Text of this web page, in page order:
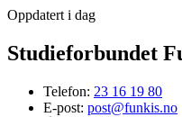
Oppdatert i dag
Studieforbundet
Telefon: 23 16 19 80
E-post: post@funkis.no